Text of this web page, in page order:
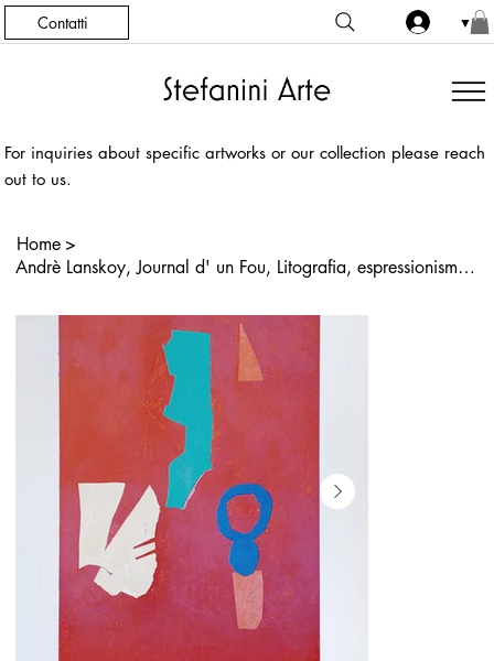
Contatti ▼
For inquiries about specific artworks or our collection please reach
out to us.
Home >
Andrè Lanskoy, Journal d' un Fou, Litografia, espressionismo astratto, 1976